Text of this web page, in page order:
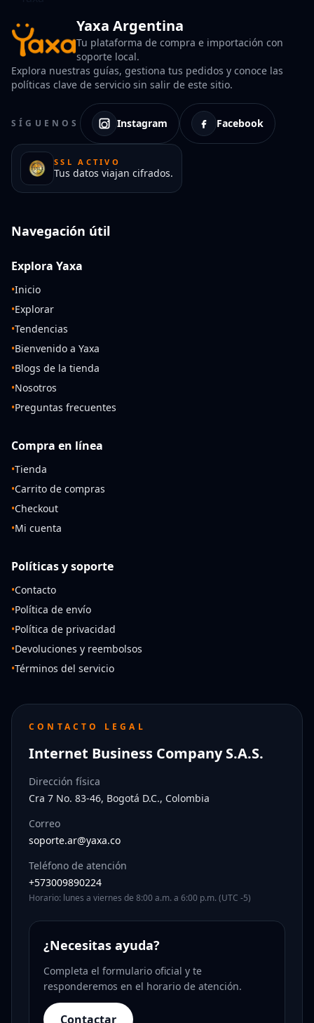
Yaxa Argentina
Tu plataforma de compra e importación con
soporte local.
Explora nuestras guías, gestiona tus pedidos y conoce las
políticas clave de servicio sin salir de este sitio.
SÍGUENOS Instagram Facebook
SSL ACTIVO
Tus datos viajan cifrados.
Navegación útil
Explora Yaxa
•Inicio
•Explorar
•Tendencias
•Bienvenido a Yaxa
•Blogs de la tienda
•Nosotros
•Preguntas frecuentes
Compra en línea
•Tienda
•Carrito de compras
•Checkout
•Mi cuenta
Políticas y soporte
•Contacto
•Política de envío
•Política de privacidad
•Devoluciones y reembolsos
•Términos del servicio
CONTACTO LEGAL
Internet Business Company S.A.S.
Dirección física
Cra 7 No. 83-46, Bogotá D.C., Colombia
Correo
soporte.ar@yaxa.co
Teléfono de atención
+573009890224
Horario: lunes a viernes de 8:00 a.m. a 6:00 p.m. (UTC -5)
¿Necesitas ayuda?
Completa el formulario oficial y te
responderemos en el horario de atención.
Contactar